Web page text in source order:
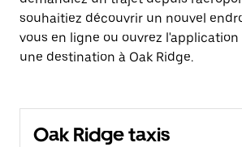
souhaitiez découvrir un nouvel
vous en ligne ou ouvrez l'application
une destination à Oak Ridge.
Oak Ridge taxis